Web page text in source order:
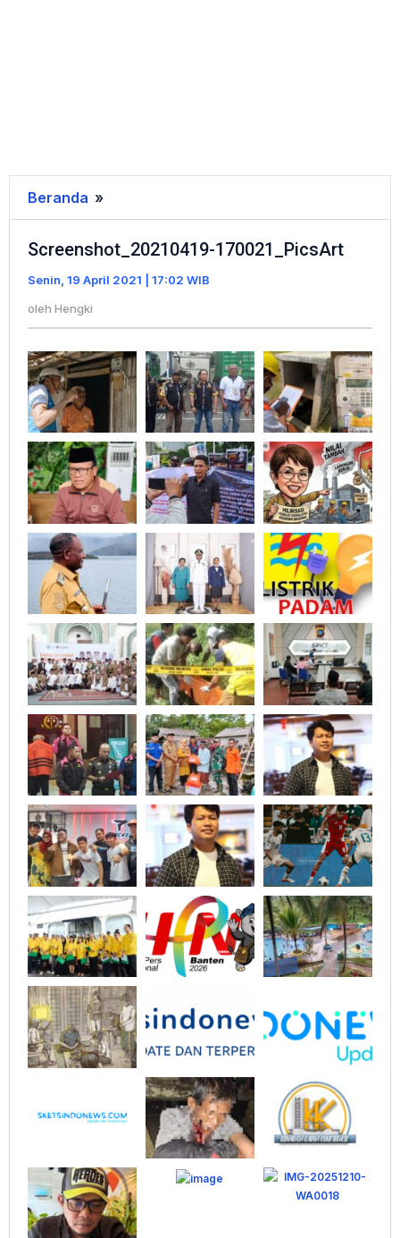
Beranda »
170021_PicsArt
Screenshot_20210419-170021_PicsArt
Senin, 19 April 2021 | 17:02 WIB
oleh Hengki